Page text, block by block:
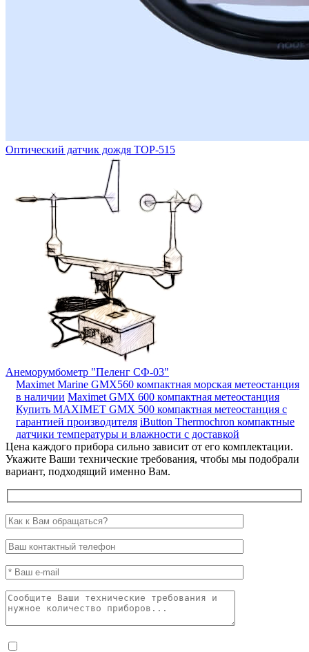
Оптический датчик дождя ТОР-515
Анеморумбометр "Пеленг СФ-03"
Maximet Marine GMX560 компактная морская метеостанция
в наличии Maximet GMX 600 компактная метеостанция
Купить MAXIMET GMX 500 компактная метеостанция с
гарантией производителя iButton Thermochron компактные
датчики температуры и влажности с доставкой
Цена каждого прибора сильно зависит от его комплектации.
Укажите Ваши технические требования, чтобы мы подобрали
вариант, подходящий именно Вам.